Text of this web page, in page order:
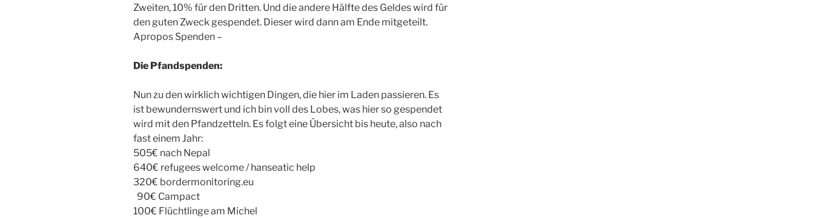
Zweiten, 10% für den Dritten. Und die andere Hälfte des Geldes wird für
den guten Zweck gespendet. Dieser wird dann am Ende mitgeteilt.
Apropos Spenden –
Die Pfandspenden:
Nun zu den wirklich wichtigen Dingen, die hier im Laden passieren. Es
ist bewundernswert und ich bin voll des Lobes, was hier so gespendet
wird mit den Pfandzetteln. Es folgt eine Übersicht bis heute, also nach
fast einem Jahr:
505€ nach Nepal
640€ refugees welcome / hanseatic help
320€ bordermonitoring.eu
90€ Campact
100€ Flüchtlinge am Michel